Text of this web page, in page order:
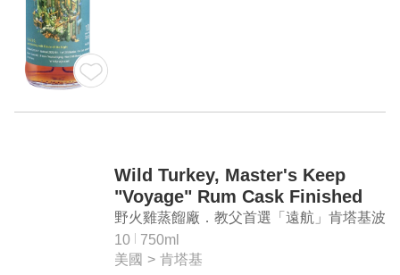
Wild Turkey, Master's Keep
"Voyage" Rum Cask Finished
Kentucky Straight Bourbon
Whiskey
野火雞蒸餾廠．教父首選「遠航」肯塔基波
本純威士忌
10
750ml
美國 > 肯塔基